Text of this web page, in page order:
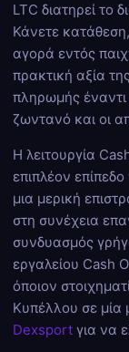
LTC διατηρεί το
Κάνετε
αγορά εντός
πρακτική αξία
πληρωμής έναντι
ζωντανό και οι
Η λειτουργία
επιπλέον
μια μερική
στη συνέχεια
συνδυασμός
εργαλείου Cash
όποιον
Κυπέλλου σε μία
Dexsport για να